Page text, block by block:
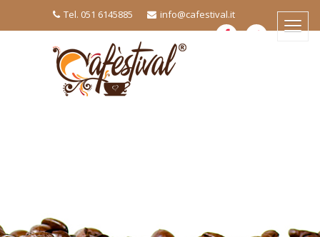
Tel. 051 6145885 info@cafestival.it